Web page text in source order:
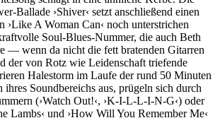
Ballade ›Shiver‹ setzt anschließend einen
›Like A Woman Can‹ noch unterstrichen
Soul-Blues-Nummer, die auch Beth
— wenn da nicht die fett bratenden Gitarren
der von Rotz wie Leidenschaft triefende
Halestorm im Laufe der rund 50 Minuten
Soundbereichs aus, prügeln sich durch
(›Watch Out!‹, ›K-I-L-L-I-N-G‹) oder
Lambs‹ und ›How Will You Remember Me‹